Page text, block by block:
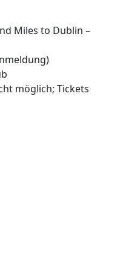
Miles to Dublin –
möglich; Tickets